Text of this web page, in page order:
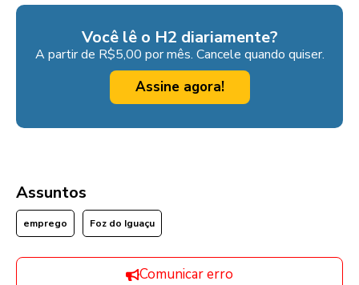
Você lê o H2 diariamente?
A partir de R$5,00 por mês. Cancele quando quiser.
Assine agora!
Assuntos
emprego Foz do Iguaçu
Comunicar erro